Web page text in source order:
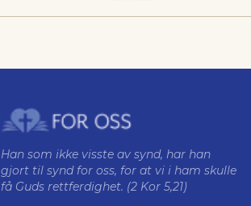
Han som ikke visste av synd, har han
gjort til synd for oss, for at vi i ham skulle
få Guds rettferdighet. (2 Kor 5,21)